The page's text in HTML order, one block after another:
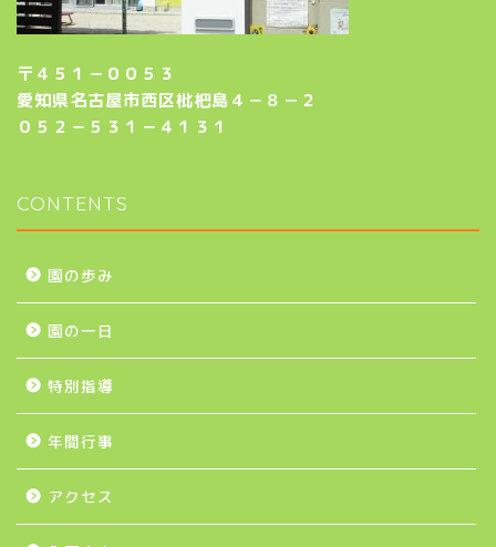
〒４５１－００５３
愛知県名古屋市西区枇杷島４－８－２
０５２－５３１－４１３１
CONTENTS
園の歩み
園の一日
特別指導
年間行事
アクセス